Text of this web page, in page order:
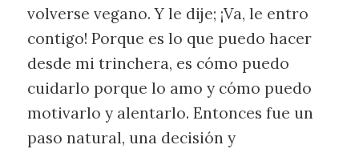
volverse vegano. Y le dije; ¡Va, le entro
contigo! Porque es lo que puedo hacer
desde mi trinchera, es cómo puedo
cuidarlo porque lo amo y cómo puedo
motivarlo y alentarlo. Entonces fue un
paso natural, una decisión y